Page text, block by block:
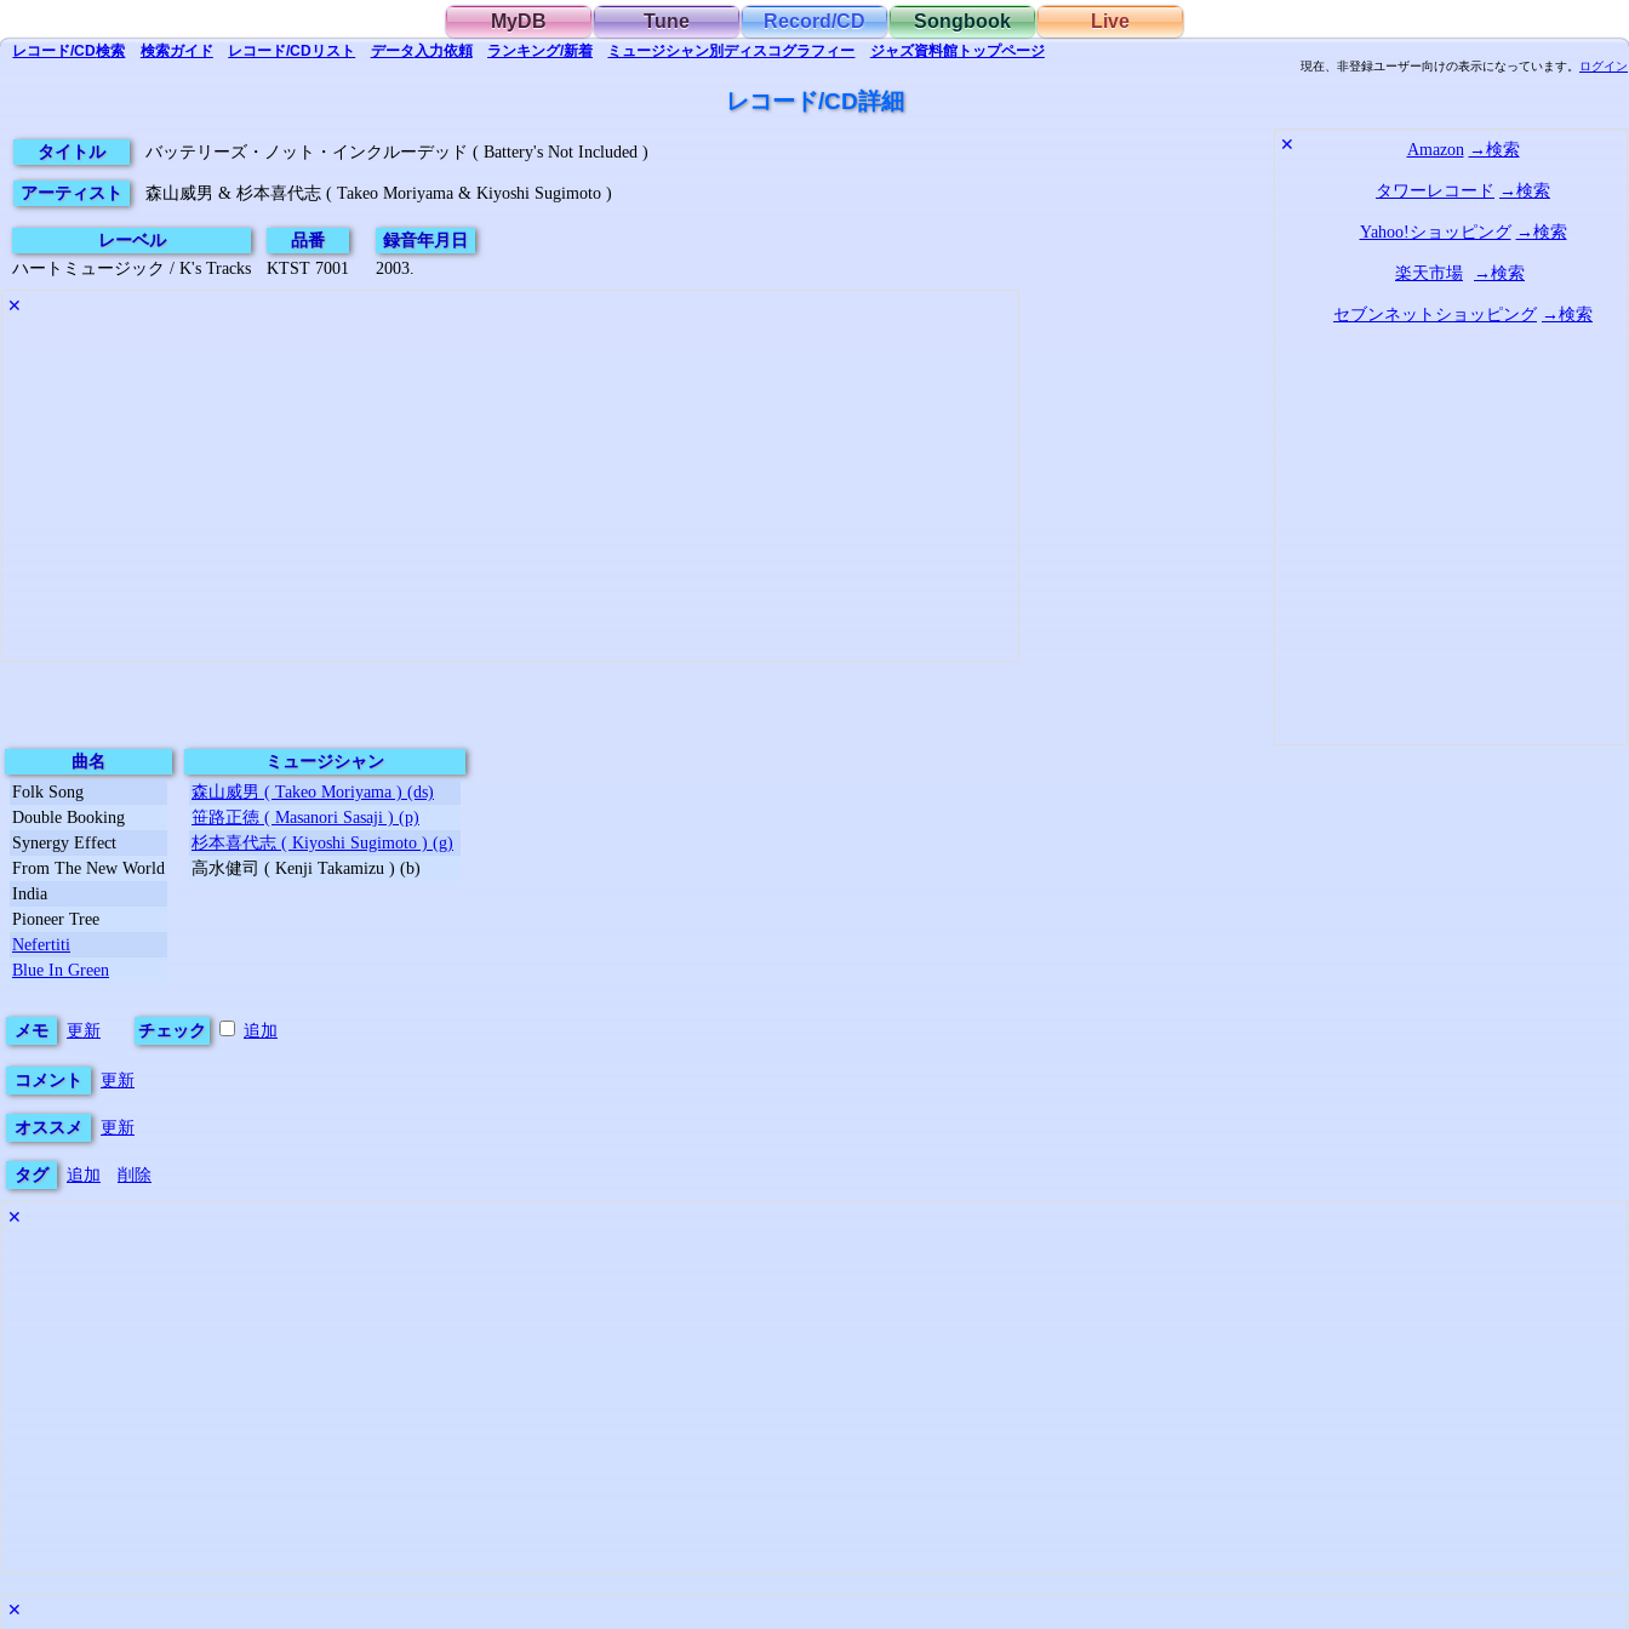
MyDB Tune Record/CD Songbook Live
レコード/CD検索 検索ガイド レコード/CDリスト データ入力依頼 ランキング/新着 ミュージシャン別ディスコグラフィー ジャズ資料館トップページ
現在、非登録ユーザー向けの表示になっています。 ログイン
レコード/CD詳細
タイトル バッテリーズ・ノット・インクルーデッド ( Battery's Not Included )
アーティスト 森山威男 & 杉本喜代志 ( Takeo Moriyama & Kiyoshi Sugimoto )
レーベル
ハートミュージック / K's Tracks
品番
KTST 7001
録音年月日
2003.
✕
✕ Amazon →検索
タワーレコード →検索
Yahoo!ショッピング →検索
楽天市場 →検索
セブンネットショッピング →検索
曲名
Folk Song
Double Booking
Synergy Effect
From The New World
India
Pioneer Tree
Nefertiti
Blue In Green
ミュージシャン
森山威男 ( Takeo Moriyama ) (ds)
笹路正徳 ( Masanori Sasaji ) (p)
杉本喜代志 ( Kiyoshi Sugimoto ) (g)
高水健司 ( Kenji Takamizu ) (b)
メモ 更新 チェック 追加
コメント 更新
オススメ 更新
タグ 追加 削除
✕
✕